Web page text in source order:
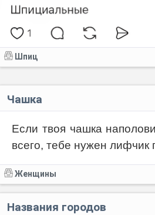
Шпиц
Чашка
Если твоя чашка
всего, тебе нужен лифчик
Женщины
Названия городов